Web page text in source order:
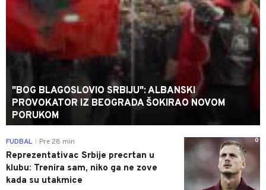
"BOG BLAGOSLOVIO SRBIJU": ALBANSKI
PROVOKATOR IZ BEOGRADA ŠOKIRAO NOVOM
PORUKOM
0
FUDBAL Pre 28 min
Reprezentativac Srbije precrtan u
klubu: Trenira sam, niko ga ne zove
kada su utakmice